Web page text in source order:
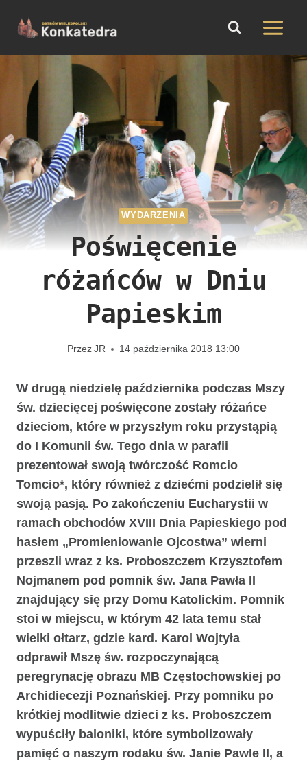
treści
WYDARZENIA
Poświęcenie
różańców w Dniu
Papieskim
PrzezJR 14 października 2018 13:00
W drugą niedzielę października podczas Mszy
św. dziecięcej poświęcone zostały różańce
dzieciom, które w przyszłym roku przystąpią
do I Komunii św. Tego dnia w parafii
prezentował swoją twórczość Romcio
Tomcio*, który również z dziećmi podzielił się
swoją pasją. Po zakończeniu Eucharystii w
ramach obchodów XVIII Dnia Papieskiego pod
hasłem „Promieniowanie Ojcostwa” wierni
przeszli wraz z ks. Proboszczem Krzysztofem
Nojmanem pod pomnik św. Jana Pawła II
znajdujący się przy Domu Katolickim. Pomnik
stoi w miejscu, w którym 42 lata temu stał
wielki ołtarz, gdzie kard. Karol Wojtyła
odprawił Mszę św. rozpoczynającą
peregrynację obrazu MB Częstochowskiej po
Archidiecezji Poznańskiej. Przy pomniku po
krótkiej modlitwie dzieci z ks. Proboszczem
wypuściły baloniki, które symbolizowały
pamięć o naszym rodaku św. Janie Pawle II, a